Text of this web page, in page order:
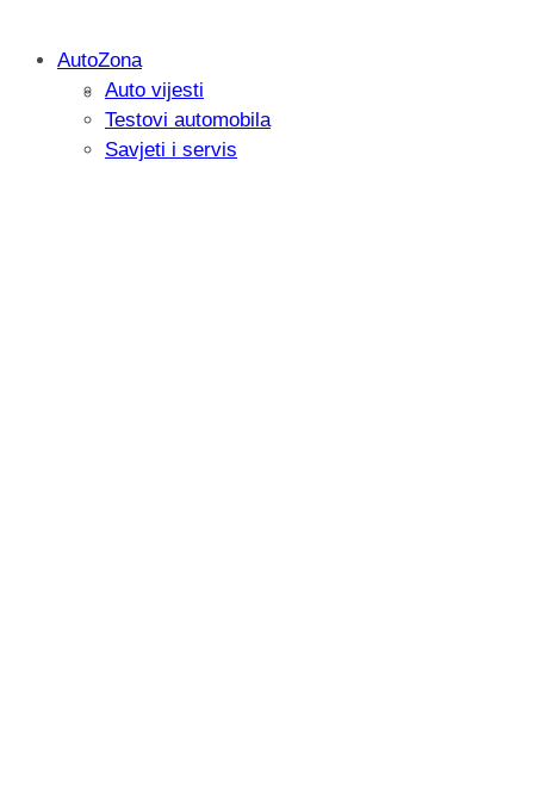
Savjetujemo: Što učiniti kada vaš
AutoZona
Auto vijesti
Testovi automobila
Savjeti i servis